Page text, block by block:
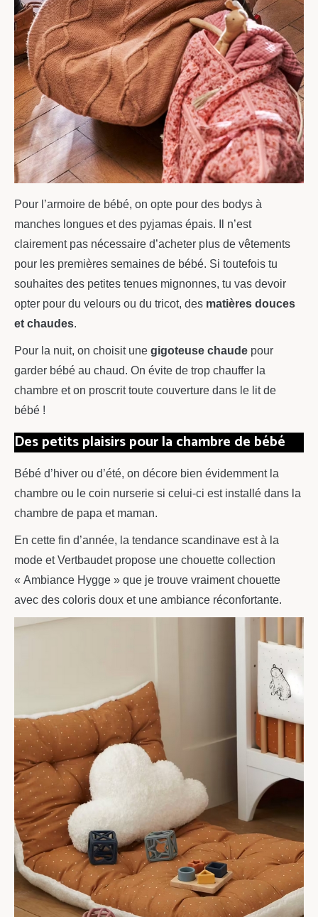
Pour l’armoire de bébé, on opte pour des bodys à
manches longues et des pyjamas épais. Il n’est
clairement pas nécessaire d’acheter plus de vêtements
pour les premières semaines de bébé. Si toutefois tu
souhaites des petites tenues mignonnes, tu vas devoir
opter pour du velours ou du tricot, des matières douces
et chaudes.
Pour la nuit, on choisit une gigoteuse chaude pour
garder bébé au chaud. On évite de trop chauffer la
chambre et on proscrit toute couverture dans le lit de
bébé !
Des petits plaisirs pour la chambre de bébé
Bébé d’hiver ou d’été, on décore bien évidemment la
chambre ou le coin nurserie si celui-ci est installé dans la
chambre de papa et maman.
En cette fin d’année, la tendance scandinave est à la
mode et Vertbaudet propose une chouette collection
« Ambiance Hygge » que je trouve vraiment chouette
avec des coloris doux et une ambiance réconfortante.